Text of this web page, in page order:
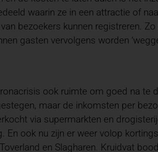
waarin ze in een attractie of
bezoekers kunnen registreren.
gasten vervolgens worden
ook ruimte om goed na te
maar de inkomsten per
via supermarkten en
ook nu zijn er weer volop
en Slagharen. Kruidvat